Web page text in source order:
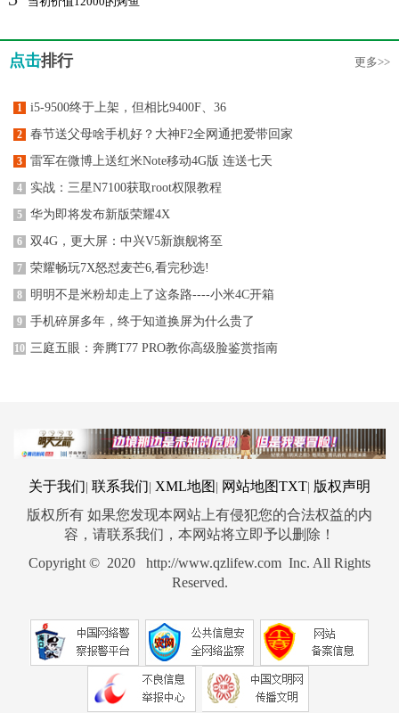
点击排行 更多>>
1 i5-9500终于上架，但相比9400F、36
2 春节送父母啥手机好？大神F2全网通把爱带回家
3 雷军在微博上送红米Note移动4G版 连送七天
4 实战：三星N7100获取root权限教程
5 华为即将发布新版荣耀4X
6 双4G，更大屏：中兴V5新旗舰将至
7 荣耀畅玩7X怒怼麦芒6,看完秒选!
8 明明不是米粉却走上了这条路----小米4C开箱
9 手机碎屏多年，终于知道换屏为什么贵了
10 三庭五眼：奔腾T77 PRO教你高级脸鉴赏指南
关于我们 联系我们 XML地图 网站地图TXT 版权声明
版权所有 如果您发现本网站上有侵犯您的合法权益的内
容，请联系我们，本网站将立即予以删除！
Copyright © 2020 http://www.qzlifew.com Inc. All Rights
Reserved.